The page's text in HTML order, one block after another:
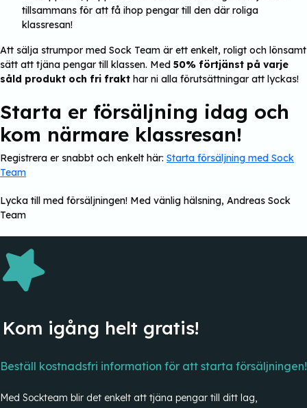
tillsammans för att få ihop pengar till den där roliga
klassresan!
Att sälja strumpor med Sock Team är ett enkelt, roligt och lönsamt
sätt att tjäna pengar till klassen. Med 50% förtjänst på varje
såld produkt och fri frakt har ni alla förutsättningar att lyckas!
Starta er försäljning idag och
kom närmare klassresan!
Registrera er snabbt och enkelt här: Starta försäljning med Sock
Team
Lycka till med försäljningen! Med vänlig hälsning, Andreas Sock
Team
Kom igång helt gratis!
Beställ kostnadsfri information för att starta försäljningen!
Med Sockteam blir det enkelt att tjäna pengar till ditt lag,